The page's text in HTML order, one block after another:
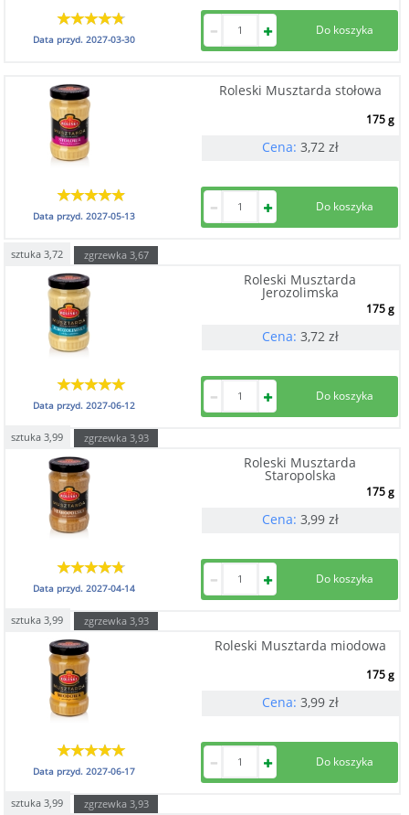
Data przyd.2027-03-30
Roleski Musztarda stołowa
175 g
Cena: 3,72 zł
Data przyd.2027-05-13
sztuka 3,72 zgrzewka 3,67
Roleski Musztarda
Jerozolimska
175 g
Cena: 3,72 zł
Data przyd.2027-06-12
sztuka 3,99 zgrzewka 3,93
Roleski Musztarda
Staropolska
175 g
Cena: 3,99 zł
Data przyd.2027-04-14
sztuka 3,99 zgrzewka 3,93
Roleski Musztarda miodowa
175 g
Cena: 3,99 zł
Data przyd.2027-06-17
sztuka 3,99 zgrzewka 3,93